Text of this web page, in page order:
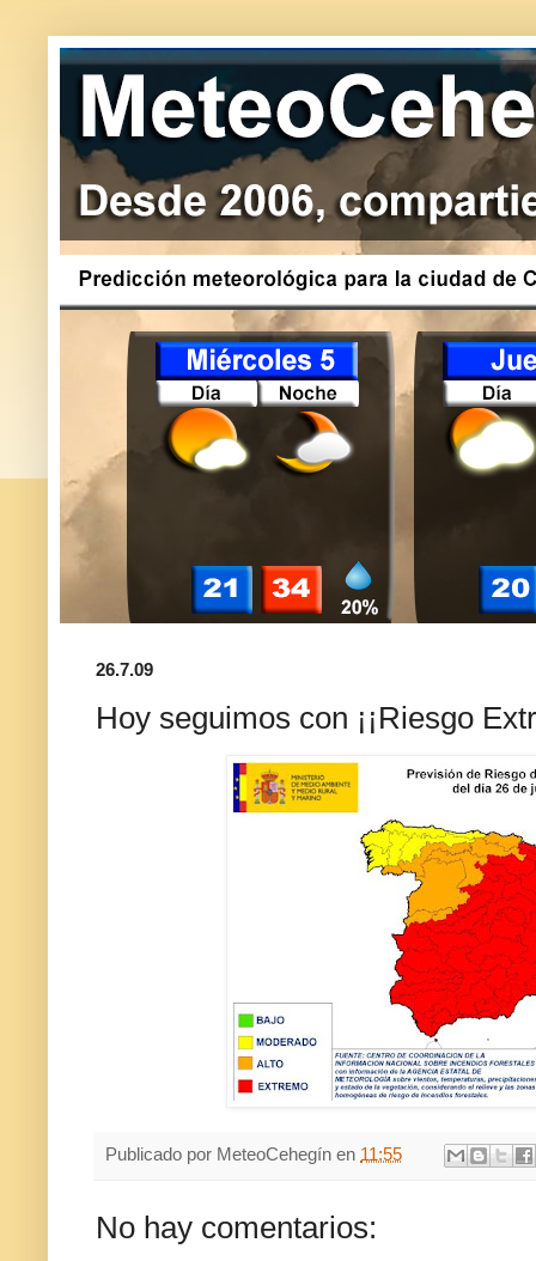
26.7.09
Hoy seguimos con ¡¡Riesgo
Publicado por MeteoCehegín en 11:55
No hay comentarios: